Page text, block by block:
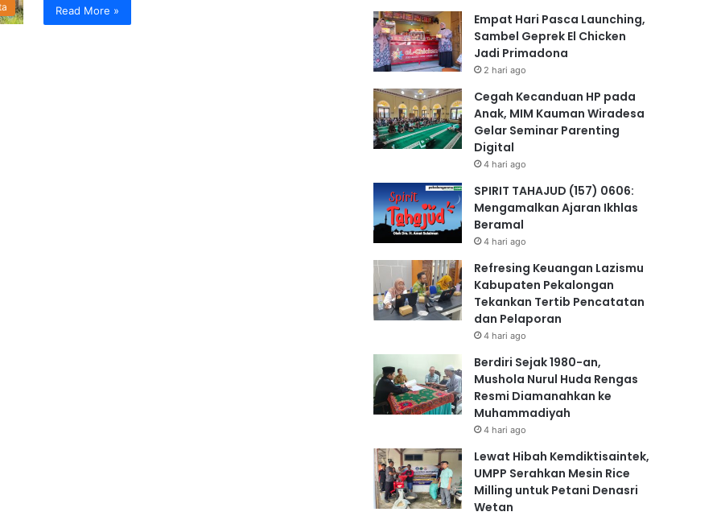
Read More »
Empat Hari Pasca Launching,
Sambel Geprek El Chicken
Jadi Primadona
2 hari ago
Cegah Kecanduan HP pada
Anak, MIM Kauman Wiradesa
Gelar Seminar Parenting
Digital
4 hari ago
SPIRIT TAHAJUD (157) 0606:
Mengamalkan Ajaran Ikhlas
Beramal
4 hari ago
Refresing Keuangan Lazismu
Kabupaten Pekalongan
Tekankan Tertib Pencatatan
dan Pelaporan
4 hari ago
Berdiri Sejak 1980-an,
Mushola Nurul Huda Rengas
Resmi Diamanahkan ke
Muhammadiyah
4 hari ago
Lewat Hibah Kemdiktisaintek,
UMPP Serahkan Mesin Rice
Milling untuk Petani Denasri
Wetan